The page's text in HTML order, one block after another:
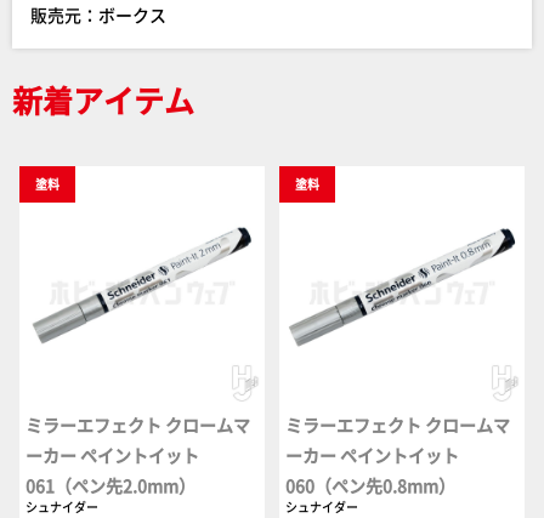
販売元：ボークス
新着アイテム
塗料
ミラーエフェクト クロームマ
ーカー ペイントイット
061（ペン先2.0mm）
シュナイダー
塗料
ミラーエフェクト クロームマ
ーカー ペイントイット
060（ペン先0.8mm）
シュナイダー